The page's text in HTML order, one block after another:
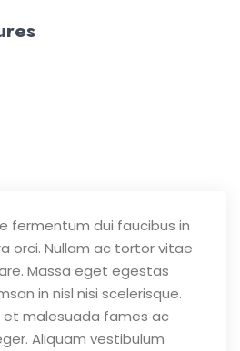
fermentum dui faucibus in
orci. Nullam ac tortor vitae
Massa eget egestas
in nisl nisi scelerisque.
malesuada fames ac
Aliquam vestibulum